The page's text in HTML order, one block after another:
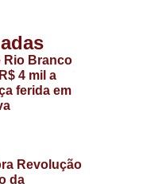
Rio Branco
4 mil a
ferida em
Revolução
da